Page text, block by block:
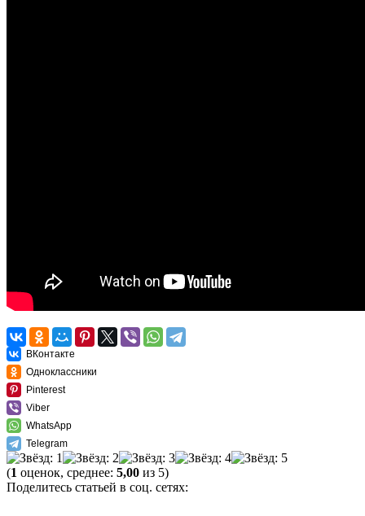
ВКонтакте
Одноклассники
Pinterest
Viber
WhatsApp
Telegram
(1 оценок, среднее: 5,00 из 5)
Поделитесь статьей в соц. сетях: